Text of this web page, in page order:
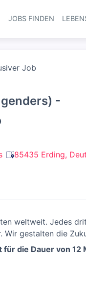
JOBS FINDEN
Job
-
85435 Erding,
weltweit. Jedes
Wir gestalten die
die Dauer von 12